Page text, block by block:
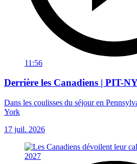
11:56
Derrière les Canadiens | PIT-
Dans les coulisses du séjour en
York
17 juil. 2026